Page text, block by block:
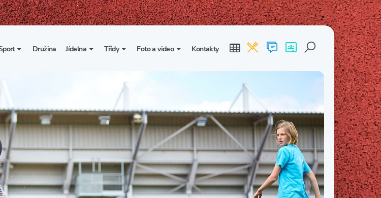
roku
plán
Spolupráce se sportovními
kluby
Školní sportovní klub
Tělesná výchova a sport
Družina Jídelna
Vnitřní řád školní jídelny
Třídy
Třída I. B Třída I. C
Třída II. A Třída II. C
Třída III. A Třída III. B Třída III. C
Třída IV. A Třída IV. B Třída IV. C
Třída V. A Třída V. B Třída V. C
Třída VI. A Třída VI. B Třída VI. C
Foto a video Kontakty